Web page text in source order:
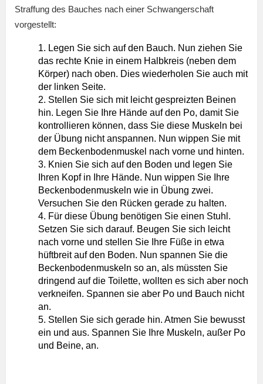
Straffung des Bauches nach einer Schwangerschaft
vorgestellt:
Legen Sie sich auf den Bauch. Nun ziehen Sie
das rechte Knie in einem Halbkreis (neben dem
Körper) nach oben. Dies wiederholen Sie auch mit
der linken Seite.
Stellen Sie sich mit leicht gespreizten Beinen
hin. Legen Sie Ihre Hände auf den Po, damit Sie
kontrollieren können, dass Sie diese Muskeln bei
der Übung nicht anspannen. Nun wippen Sie mit
dem Beckenbodenmuskel nach vorne und hinten.
Knien Sie sich auf den Boden und legen Sie
Ihren Kopf in Ihre Hände. Nun wippen Sie Ihre
Beckenbodenmuskeln wie in Übung zwei.
Versuchen Sie den Rücken gerade zu halten.
Für diese Übung benötigen Sie einen Stuhl.
Setzen Sie sich darauf. Beugen Sie sich leicht
nach vorne und stellen Sie Ihre Füße in etwa
hüftbreit auf den Boden. Nun spannen Sie die
Beckenbodenmuskeln so an, als müssten Sie
dringend auf die Toilette, wollten es sich aber noch
verkneifen. Spannen sie aber Po und Bauch nicht
an.
Stellen Sie sich gerade hin. Atmen Sie bewusst
ein und aus. Spannen Sie Ihre Muskeln, außer Po
und Beine, an.